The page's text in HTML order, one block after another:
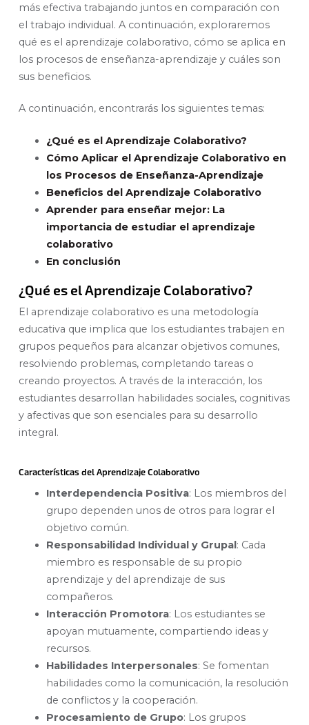
más efectiva trabajando juntos en comparación con
el trabajo individual. A continuación, exploraremos
qué es el aprendizaje colaborativo, cómo se aplica en
los procesos de enseñanza-aprendizaje y cuáles son
sus beneficios.
A continuación, encontrarás los siguientes temas:
¿Qué es el Aprendizaje Colaborativo?
Cómo Aplicar el Aprendizaje Colaborativo en
los Procesos de Enseñanza-Aprendizaje
Beneficios del Aprendizaje Colaborativo
Aprender para enseñar mejor: La
importancia de estudiar el aprendizaje
colaborativo
En conclusión
¿Qué es el Aprendizaje Colaborativo?
El aprendizaje colaborativo es una metodología
educativa que implica que los estudiantes trabajen en
grupos pequeños para alcanzar objetivos comunes,
resolviendo problemas, completando tareas o
creando proyectos. A través de la interacción, los
estudiantes desarrollan habilidades sociales, cognitivas
y afectivas que son esenciales para su desarrollo
integral.
Características del Aprendizaje Colaborativo
Interdependencia Positiva: Los miembros del
grupo dependen unos de otros para lograr el
objetivo común.
Responsabilidad Individual y Grupal : Cada
miembro es responsable de su propio
aprendizaje y del aprendizaje de sus
compañeros.
Interacción Promotora: Los estudiantes se
apoyan mutuamente, compartiendo ideas y
recursos.
Habilidades Interpersonales: Se fomentan
habilidades como la comunicación, la resolución
de conflictos y la cooperación.
Procesamiento de Grupo: Los grupos